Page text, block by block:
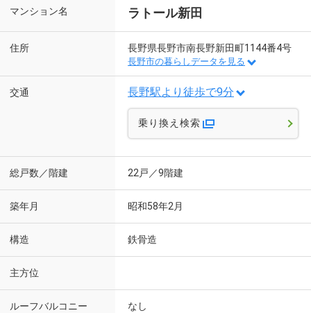
マンション名 ラトール新田
住所 長野県長野市南長野新田町1144番4号
長野市の暮らしデータを見る
交通 長野駅より徒歩で9分
乗り換え検索
総戸数／階建 22戸／9階建
築年月 昭和58年2月
構造 鉄骨造
主方位
ルーフバルコニー なし